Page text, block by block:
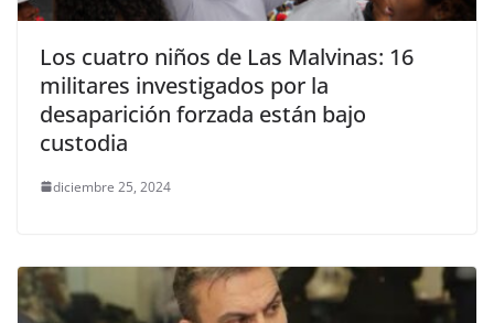
Los cuatro niños de Las Malvinas: 16
militares investigados por la
desaparición forzada están bajo
custodia
diciembre 25, 2024